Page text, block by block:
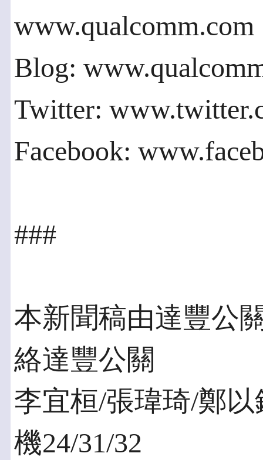
www.qualcomm.com
Blog:
Twitter:
Facebook:
###
本新聞稿由達豐公
絡達豐公關
李宜桓/張瑋琦/鄭以
機24/31/32